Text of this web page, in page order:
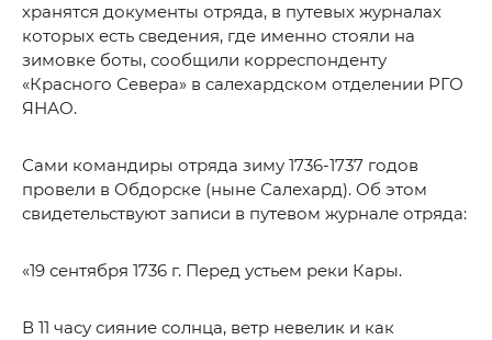
хранятся документы отряда, в путевых журналах
которых есть сведения, где именно стояли на
зимовке боты, сообщили корреспонденту
«Красного Севера» в салехардском отделении РГО
ЯНАО.
Сами командиры отряда зиму 1736-1737 годов
провели в Обдорске (ныне Салехард). Об этом
свидетельствуют записи в путевом журнале отряда:
«19 сентября 1736 г. Перед устьем реки Кары.
В 11 часу сияние солнца, ветр невелик и как